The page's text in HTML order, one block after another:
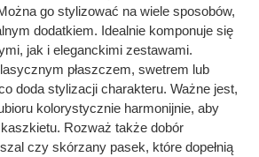
go stylizować na wiele sposobów,
dodatkiem. Idealnie komponuje się
jak i eleganckimi zestawami.
płaszczem, swetrem lub
doda stylizacji charakteru. Ważne jest,
kolorystycznie harmonijnie, aby
Rozważ także dobór
czy skórzany pasek, które dopełnią